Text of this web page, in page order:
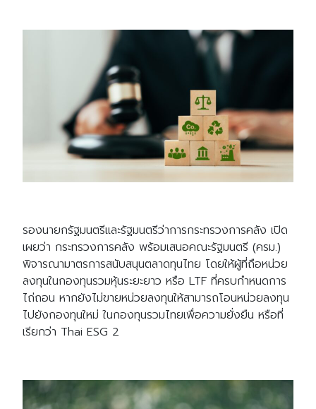
รองนายกรัฐมนตรีและรัฐมนตรีว่าการกระทรวงการคลัง เปิด
เผยว่า กระทรวงการคลัง พร้อมเสนอคณะรัฐมนตรี (ครม.)
พิจารณามาตรการสนับสนุนตลาดทุนไทย โดยให้ผู้ที่ถือหน่วย
ลงทุนในกองทุนรวมหุ้นระยะยาว หรือ LTF ที่ครบกำหนดการ
ไถ่ถอน หากยังไม่ขายหน่วยลงทุนให้สามารถโอนหน่วยลงทุน
ไปยังกองทุนใหม่ ในกองทุนรวมไทยเพื่อความยั่งยืน หรือที่
เรียกว่า Thai ESG 2